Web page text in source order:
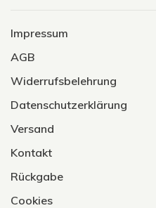
Impressum
AGB
Widerrufsbelehrung
Datenschutzerklärung
Versand
Kontakt
Rückgabe
Cookies